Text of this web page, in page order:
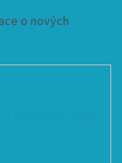
o nových